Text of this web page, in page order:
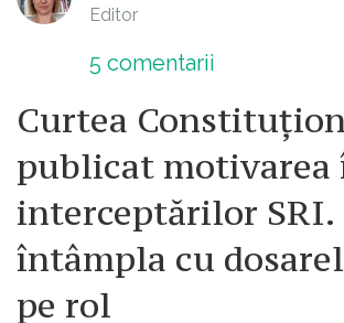
Editor
5 comentarii
Curtea
publicat motivarea
interceptărilor SRI.
întâmpla cu
pe rol